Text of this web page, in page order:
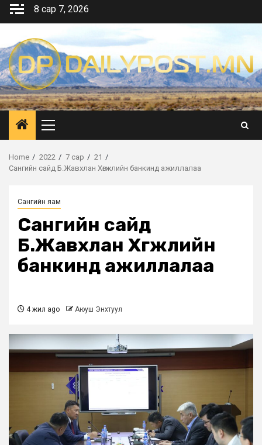
Skip
8 сар 7, 2026
Primary
Menu
Home 2022 7 сар
21
Сангийн сайд Б.Жавхлан Хөгжлийн банкинд ажиллалаа
Сангийн яам
Сангийн сайд
Б.Жавхлан Хөгжлийн
банкинд ажиллалаа
4 жил ago Аюуш Энхтуул